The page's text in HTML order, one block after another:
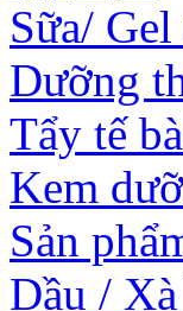
Sữa/ Gel
Dưỡng
Tẩy tế
Kem
Sản
Dầu /